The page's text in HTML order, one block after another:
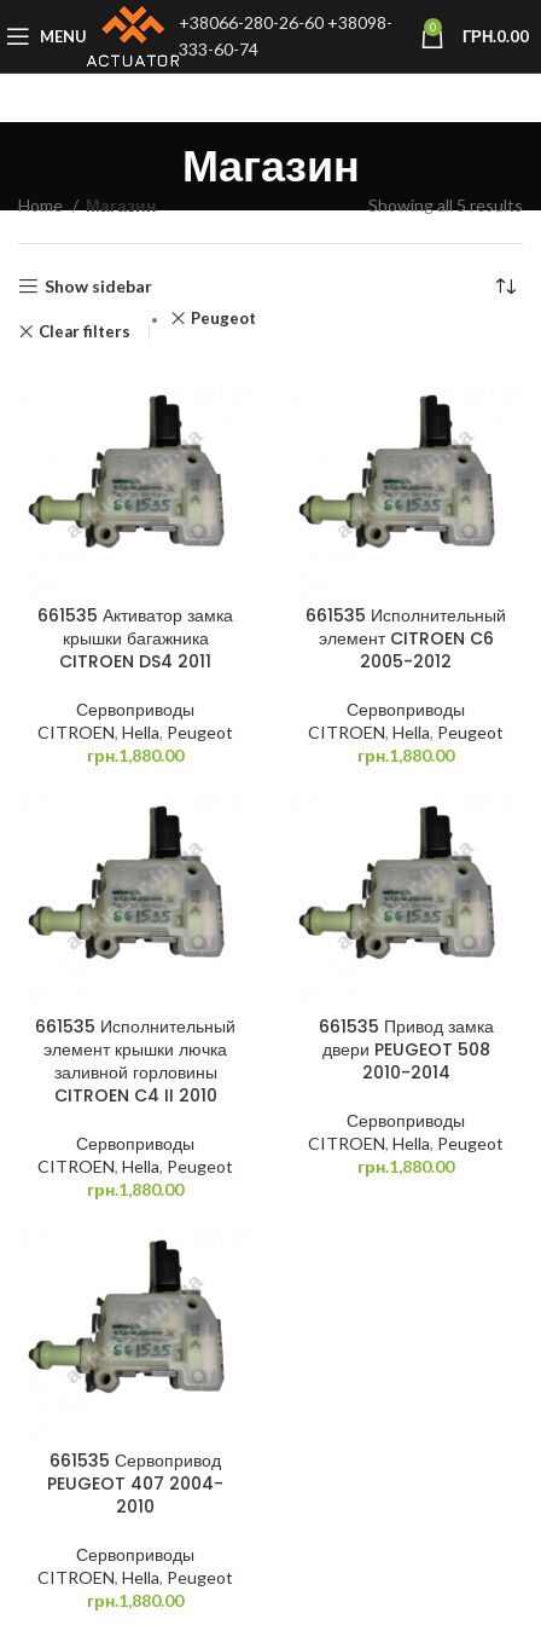
MENU
+38066-280-26-60 +38098-
333-60-74
0 ГРН.0.00
Магазин
Home Магазин Showing all 5 results
Show sidebar
Clear filters
Peugeot
661535 Активатор замка
крышки багажника
CITROEN DS4 2011
Сервоприводы
CITROEN, Hella, Peugeot
грн.1,880.00
661535 Исполнительный
элемент CITROEN C6
2005-2012
Сервоприводы
CITROEN, Hella, Peugeot
грн.1,880.00
661535 Исполнительный
элемент крышки лючка
заливной горловины
CITROEN C4 II 2010
Сервоприводы
CITROEN, Hella, Peugeot
грн.1,880.00
661535 Привод замка
двери PEUGEOT 508
2010-2014
Сервоприводы
CITROEN, Hella, Peugeot
грн.1,880.00
661535 Сервопривод
PEUGEOT 407 2004-
2010
Сервоприводы
CITROEN, Hella, Peugeot
грн.1,880.00